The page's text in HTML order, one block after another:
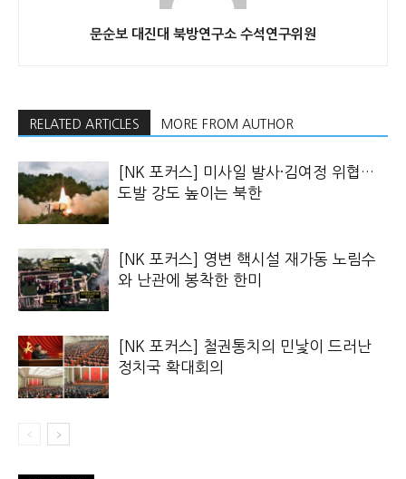
문순보 대진대 북방연구소 수석연구위원
RELATED ARTICLES MORE FROM AUTHOR
[NK 포커스] 미사일 발사·김여정 위협…
도발 강도 높이는 북한
[NK 포커스] 영변 핵시설 재가동 노림수
와 난관에 봉착한 한미
[NK 포커스] 철권통치의 민낯이 드러난
정치국 확대회의